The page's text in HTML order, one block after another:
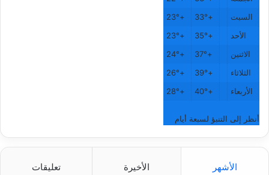
السبت
+
33°
+
23°
الأحد
+
35°
+
23°
الاثنين
+
37°
+
24°
الثلاثاء
+
39°
+
26°
الأربعاء
+
40°
+
28°
أنظر إلى التنبؤ لسبعة أيام
الأشهر الأخيرة تعليقات